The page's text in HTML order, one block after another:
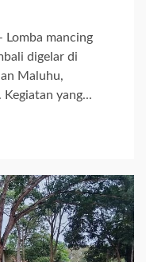
Lomba mancing
digelar di
Maluhu,
yang...